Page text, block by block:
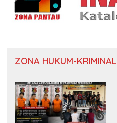
ZONA HUKUM-KRIMINAL